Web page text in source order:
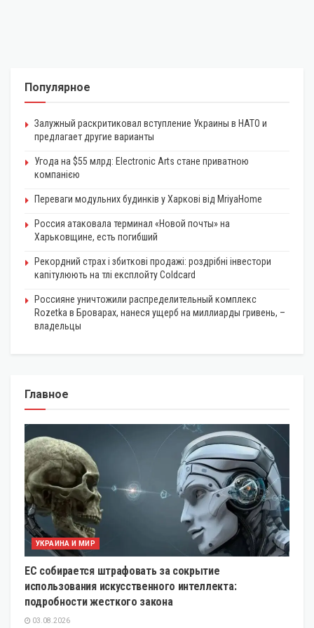
Популярное
Залужный раскритиковал вступление Украины в НАТО и
предлагает другие варианты
Угода на $55 млрд: Electronic Arts стане приватною
компанією
Переваги модульних будинків у Харкові від MriyaHome
Россия атаковала терминал «Новой почты» на
Харьковщине, есть погибший
Рекордний страх і збиткові продажі: роздрібні інвестори
капітулюють на тлі експлойту Coldcard
Россияне уничтожили распределительный комплекс
Rozetka в Броварах, нанеся ущерб на миллиарды гривень, –
владельцы
Главное
УКРАИНА И МИР
ЕС собирается штрафовать за сокрытие
использования искусственного интеллекта:
подробности жесткого закона
03.08.2026